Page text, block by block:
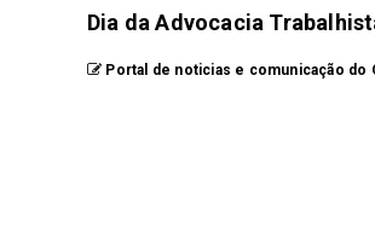
Dia da Advocacia
Portal de noticias e comunicação do